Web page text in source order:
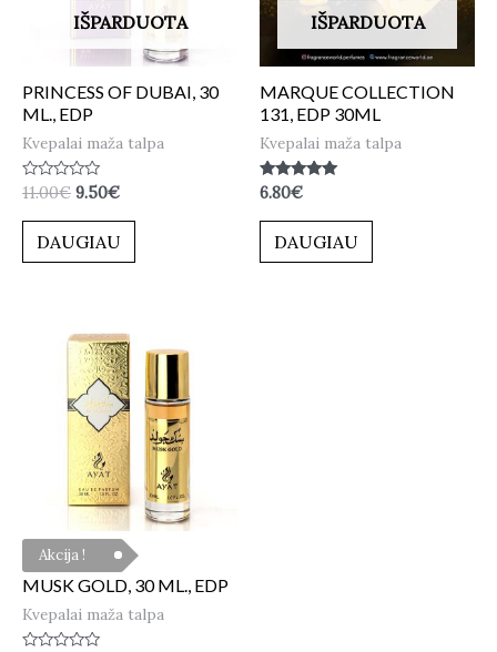
IŠPARDUOTA
PRINCESS OF DUBAI, 30
ML., EDP
Kvepalai maža talpa
Įvertinimas:
iš
11.00€ 9.50€
DAUGIAU
IŠPARDUOTA
MARQUE COLLECTION
131, EDP 30ML
Kvepalai maža talpa
Įvertinimas:
iš 5
6.80€
DAUGIAU
Akcija !
MUSK GOLD, 30 ML., EDP
Kvepalai maža talpa